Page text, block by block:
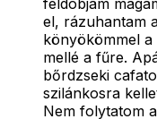
feldobjam
el, rázuhantam
könyökömmel
mellé a fűre.
bőrdzseki
szilánkosra
Nem folytatom